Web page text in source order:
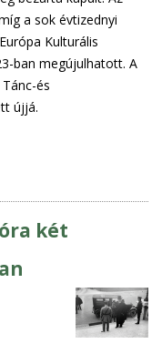
a sok évtizednyi
Kulturális
ban megújulhatott. A
és
újjá.
két